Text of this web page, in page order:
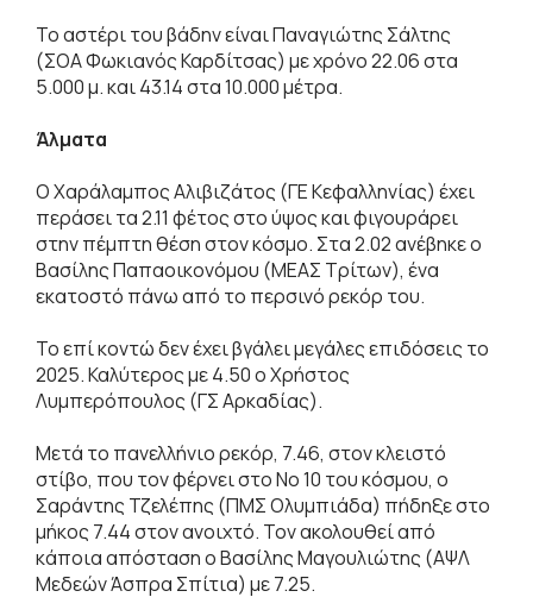
Το αστέρι του βάδην είναι Παναγιώτης Σάλτης
(ΣΟΑ Φωκιανός Καρδίτσας) με χρόνο 22.06 στα
5.000 μ. και 43.14 στα 10.000 μέτρα.
Άλματα
Ο Χαράλαμπος Αλιβιζάτος (ΓΕ Κεφαλληνίας) έχει
περάσει τα 2.11 φέτος στο ύψος και φιγουράρει
στην πέμπτη θέση στον κόσμο. Στα 2.02 ανέβηκε ο
Βασίλης Παπαοικονόμου (ΜΕΑΣ Τρίτων), ένα
εκατοστό πάνω από το περσινό ρεκόρ του.
Το επί κοντώ δεν έχει βγάλει μεγάλες επιδόσεις το
2025. Καλύτερος με 4.50 ο Χρήστος
Λυμπερόπουλος (ΓΣ Αρκαδίας).
Μετά το πανελλήνιο ρεκόρ, 7.46, στον κλειστό
στίβο, που τον φέρνει στο Νο 10 του κόσμου, ο
Σαράντης Τζελέπης (ΠΜΣ Ολυμπιάδα) πήδηξε στο
μήκος 7.44 στον ανοιχτό. Τον ακολουθεί από
κάποια απόσταση ο Βασίλης Μαγουλιώτης (ΑΨΛ
Μεδεών Άσπρα Σπίτια) με 7.25.